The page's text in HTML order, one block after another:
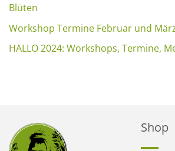
Blüten
Workshop Termine Februar und
HALLO 2024: Workshops, Termine,
Shop